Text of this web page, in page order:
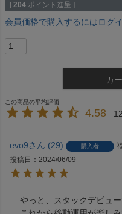
[ 204 ポイント進呈 ]
会員価格で購入するにはログ
カ
4.58 12
evo9 29 購入者
投稿日
2024/06/09
やっと、スタックデビュー